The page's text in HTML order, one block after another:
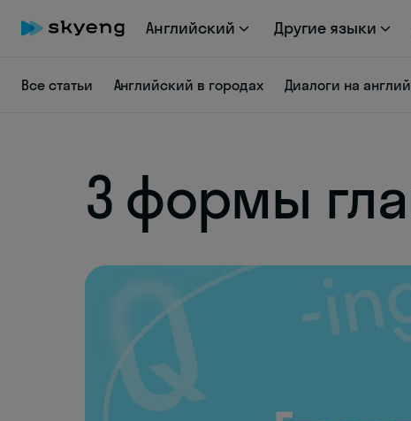
Английский Другие языки
Все статьи Английский в городах Диалоги на
3 формы